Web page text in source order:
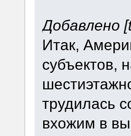
Добавлено
Итак,
субъектов,
трудилась
вхожим в